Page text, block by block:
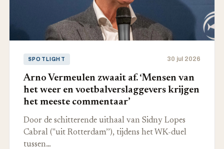
SPOTLIGHT 30 jul 2026
Arno Vermeulen zwaait af. ‘Mensen van
het weer en voetbalverslaggevers krijgen
het meeste commentaar’
Door de schitterende uithaal van Sidny Lopes
Cabral ("uit Rotterdam’’), tijdens het WK-duel
tussen…